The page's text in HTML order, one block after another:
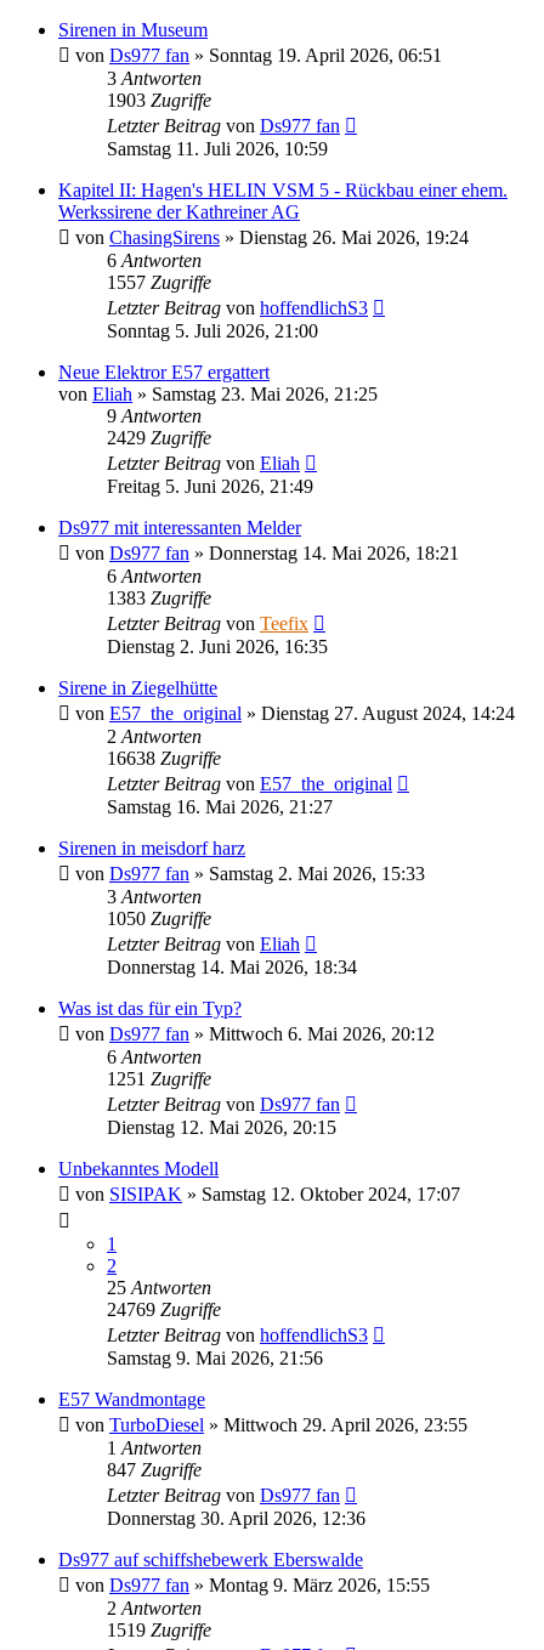
Sirenen in Museum
von Ds977 fan » Sonntag 19. April 2026, 06:51
3 Antworten
1903 Zugriffe
Letzter Beitrag von Ds977 fan
Samstag 11. Juli 2026, 10:59
Kapitel II: Hagen's HELIN VSM 5 - Rückbau einer ehem.
Werkssirene der Kathreiner AG
von ChasingSirens » Dienstag 26. Mai 2026, 19:24
6 Antworten
1557 Zugriffe
Letzter Beitrag von hoffendlichS3
Sonntag 5. Juli 2026, 21:00
Neue Elektror E57 ergattert
von Eliah » Samstag 23. Mai 2026, 21:25
9 Antworten
2429 Zugriffe
Letzter Beitrag von Eliah
Freitag 5. Juni 2026, 21:49
Ds977 mit interessanten Melder
von Ds977 fan » Donnerstag 14. Mai 2026, 18:21
6 Antworten
1383 Zugriffe
Letzter Beitrag von Teefix
Dienstag 2. Juni 2026, 16:35
Sirene in Ziegelhütte
von E57_the_original » Dienstag 27. August 2024, 14:24
2 Antworten
16638 Zugriffe
Letzter Beitrag von E57_the_original
Samstag 16. Mai 2026, 21:27
Sirenen in meisdorf harz
von Ds977 fan » Samstag 2. Mai 2026, 15:33
3 Antworten
1050 Zugriffe
Letzter Beitrag von Eliah
Donnerstag 14. Mai 2026, 18:34
Was ist das für ein Typ?
von Ds977 fan » Mittwoch 6. Mai 2026, 20:12
6 Antworten
1251 Zugriffe
Letzter Beitrag von Ds977 fan
Dienstag 12. Mai 2026, 20:15
Unbekanntes Modell
von SISIPAK » Samstag 12. Oktober 2024, 17:07
1
2
25 Antworten
24769 Zugriffe
Letzter Beitrag von hoffendlichS3
Samstag 9. Mai 2026, 21:56
E57 Wandmontage
von TurboDiesel » Mittwoch 29. April 2026, 23:55
1 Antworten
847 Zugriffe
Letzter Beitrag von Ds977 fan
Donnerstag 30. April 2026, 12:36
Ds977 auf schiffshebewerk Eberswalde
von Ds977 fan » Montag 9. März 2026, 15:55
2 Antworten
1519 Zugriffe